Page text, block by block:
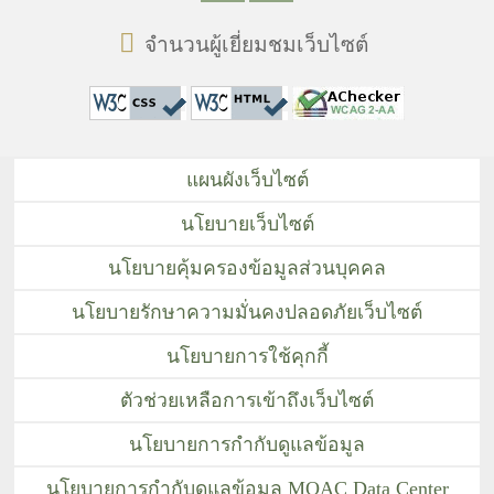
จำนวนผู้เยี่ยมชมเว็บไซต์
แผนผังเว็บไซต์
นโยบายเว็บไซต์
นโยบายคุ้มครองข้อมูลส่วนบุคคล
นโยบายรักษาความมั่นคงปลอดภัยเว็บไซต์
นโยบายการใช้คุกกี้
ตัวช่วยเหลือการเข้าถึงเว็บไซต์
นโยบายการกำกับดูแลข้อมูล
นโยบายการกำกับดูแลข้อมูล MOAC Data Center